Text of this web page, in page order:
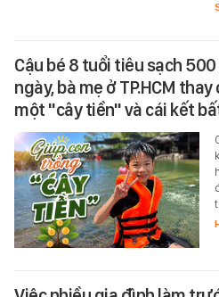
Cậu bé 8 tuổi tiêu sạch
ngày, bà mẹ ở TP.HCM
một "cây tiền" và cái kết